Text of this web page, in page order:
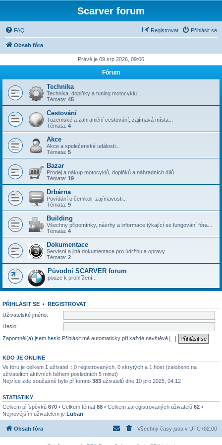
Scarver forum
FAQ Přihlásit se
Registrovat
Obsah fóra
Právě je 09 srp 2026, 09:06
Fórum
Technika
Technika, doplňky a tuning motocyklu...
Témata: 45
Cestování
Tuzemské a zahraniční cestování, zajímavá místa...
Témata: 4
Akce
Akce a společenské události...
Témata: 5
Bazar
Prodej a nákup motocyklů, doplňků a náhradních dílů...
Témata: 19
Drbárna
Povídání o čemkoli, zajímavosti...
Témata: 9
Building
Všechny připomínky, návrhy a informace týkající se fungování fóra...
Témata: 4
Dokumentace
Servisní a jiná dokumentace pro údržbu a opravy
Témata: 2
Původní SCARVER forum
pouze k prohlížení...
PŘIHLÁSIT SE • REGISTROVAT
Uživatelské jméno:
Heslo:
Zapomněl(a) jsem heslo Přihlásit mě automaticky při každé návštěvě
KDO JE ONLINE
Ve fóru je celkem 1 uživatel :: 0 registrovaných, 0 skrytých a 1 host (založeno na
uživatelích aktivních během posledních 5 minut)
Nejvíce zde současně bylo přítomno 383 uživatelů dne 10 pro 2025, 04:12
STATISTIKY
Celkem příspěvků 670 • Celkem témat 88 • Celkem zaregistrovaných uživatelů 62 •
Nejnovějším uživatelem je Luban
Obsah fóra Všechny časy jsou v UTC+02:00